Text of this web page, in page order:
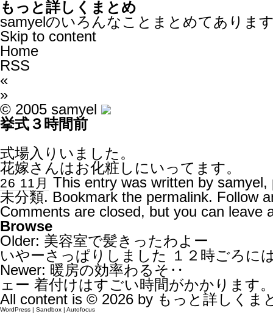
もっと詳しくまとめ
samyelのいろんなことまとめてありま
Skip to content
Home
RSS
«
»
© 2005 samyel
挙式３時間前
式場入りいました。
花嫁さんはお化粧しにいってます。
26 11月 This entry was written by samyel,
未分類. Bookmark the permalink. Follow
Comments are closed, but you can leave
Browse
Older: 美容室で髪きったわよー
いやーさっぱりしました １２時ごろに
Newer: 暖房の効率わるそ‥
ェー 着付けはすごい時間がかかります
All content is © 2026 by もっと詳しくま
WordPress | Sandbox | Autofocus